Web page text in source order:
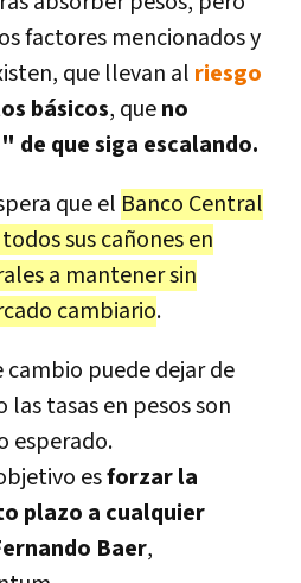
factores mencionados y
que llevan al riesgo
básicos, queno
de que siga escalando.
que el Banco Central
sus cañones en
a mantener sin
cambiario.
cambio puede dejar de
tasas en pesos son
esperado.
esforzar la
plazo a cualquier
Baer,